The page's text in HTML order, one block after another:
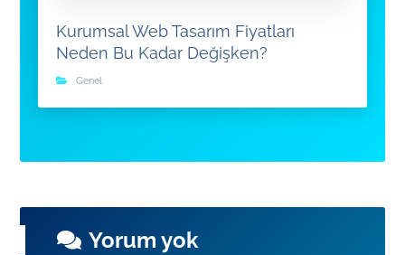
Kurumsal Web Tasarım Fiyatları
Neden Bu Kadar Değişken?
Genel
Yorum yok